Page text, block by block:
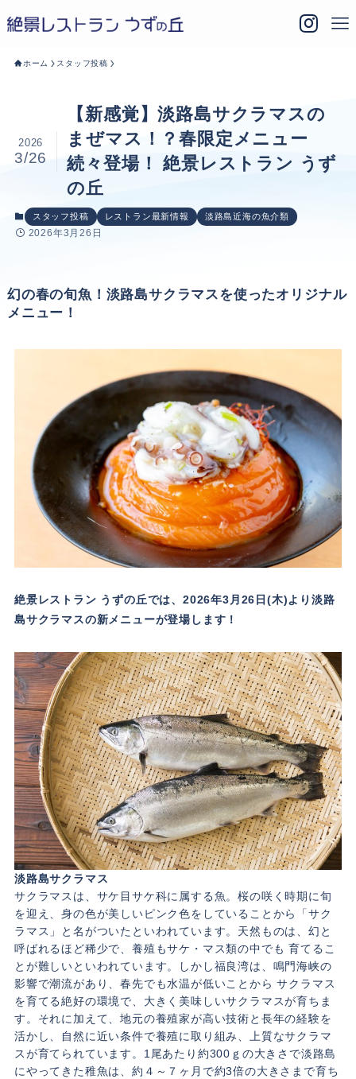
ホーム スタッフ投稿
【新感覚】淡路島サクラマスの
まぜマス！？春限定メニュー
続々登場！ 絶景レストラン うず
の丘
2026
3/26
スタッフ投稿 レストラン最新情報 淡路島近海の魚介類
2026年3月26日
幻の春の旬魚！淡路島サクラマスを使ったオリジナル
メニュー！
絶景レストラン うずの丘では、2026年3月26日(木)より淡路
島サクラマスの新メニューが登場します！
淡路島サクラマス
サクラマスは、サケ目サケ科に属する魚。桜の咲く時期に旬
を迎え、身の色が美しいピンク色をしていることから「サク
ラマス」と名がついたといわれています。天然ものは、幻と
呼ばれるほど稀少で、養殖もサケ・マス類の中でも 育てるこ
とが難しいといわれています。しかし福良湾は、鳴門海峡の
影響で潮流があり、春先でも水温が低いことから サクラマス
を育てる絶好の環境で、大きく美味しいサクラマスが育ちま
す。それに加えて、地元の養殖家が高い技術と長年の経験を
活かし、自然に近い条件で養殖に取り組み、上質なサクラマ
スが育てられています。1尾あたり約300ｇの大きさで淡路島
にやってきた稚魚は、約４～７ヶ月で約3倍の大きさまで育ち